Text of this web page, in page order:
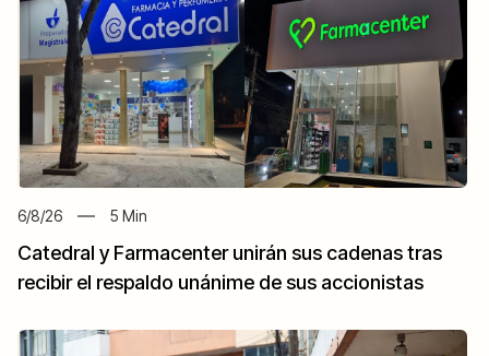
6/8/26 5 Min
Catedral y Farmacenter unirán sus cadenas tras
recibir el respaldo unánime de sus accionistas